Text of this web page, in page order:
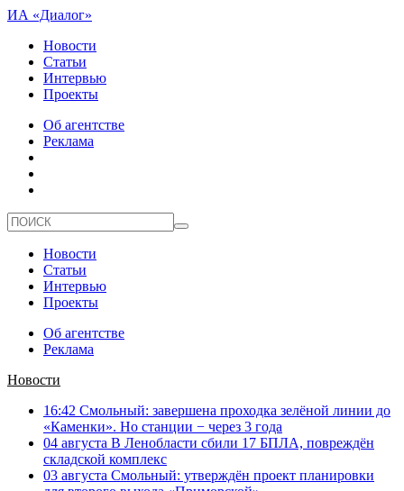
ИА «Диалог»
Новости
Статьи
Интервью
Проекты
Об агентстве
Реклама
Новости
Статьи
Интервью
Проекты
Об агентстве
Реклама
Новости
16:42 Смольный: завершена проходка зелёной линии до
«Каменки». Но станции − через 3 года
04 августа В Ленобласти сбили 17 БПЛА, повреждён
складской комплекс
03 августа Смольный: утверждён проект планировки